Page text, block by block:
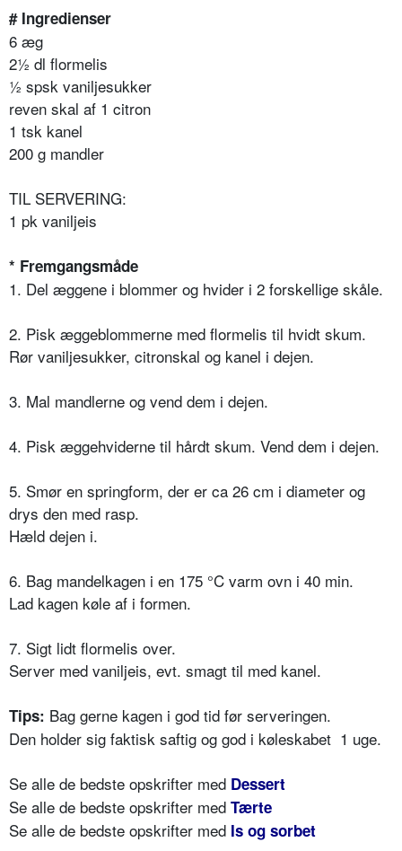
# Ingredienser
6 æg
2½ dl flormelis
½ spsk vaniljesukker
reven skal af 1 citron
1 tsk kanel
200 g mandler
TIL SERVERING:
1 pk vaniljeis
* Fremgangsmåde
1. Del æggene i blommer og hvider i 2 forskellige skåle.
2. Pisk æggeblommerne med flormelis til hvidt skum.
Rør vaniljesukker, citronskal og kanel i dejen.
3. Mal mandlerne og vend dem i dejen.
4. Pisk æggehviderne til hårdt skum. Vend dem i dejen.
5. Smør en springform, der er ca 26 cm i diameter og
drys den med rasp.
Hæld dejen i.
6. Bag mandelkagen i en 175 °C varm ovn i 40 min.
Lad kagen køle af i formen.
7. Sigt lidt flormelis over.
Server med vaniljeis, evt. smagt til med kanel.
Tips: Bag gerne kagen i god tid før serveringen.
Den holder sig faktisk saftig og god i køleskabet 1 uge.
Se alle de bedste opskrifter med Dessert
Se alle de bedste opskrifter med Tærte
Se alle de bedste opskrifter med Is og sorbet